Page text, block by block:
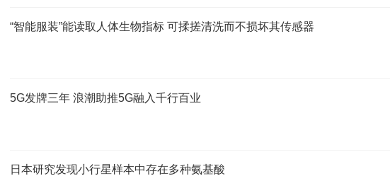
“智能服装”能读取人体生物指标 可揉搓清洗而不损坏其传感器
5G发牌三年 浪潮助推5G融入千行百业
日本研究发现小行星样本中存在多种氨基酸